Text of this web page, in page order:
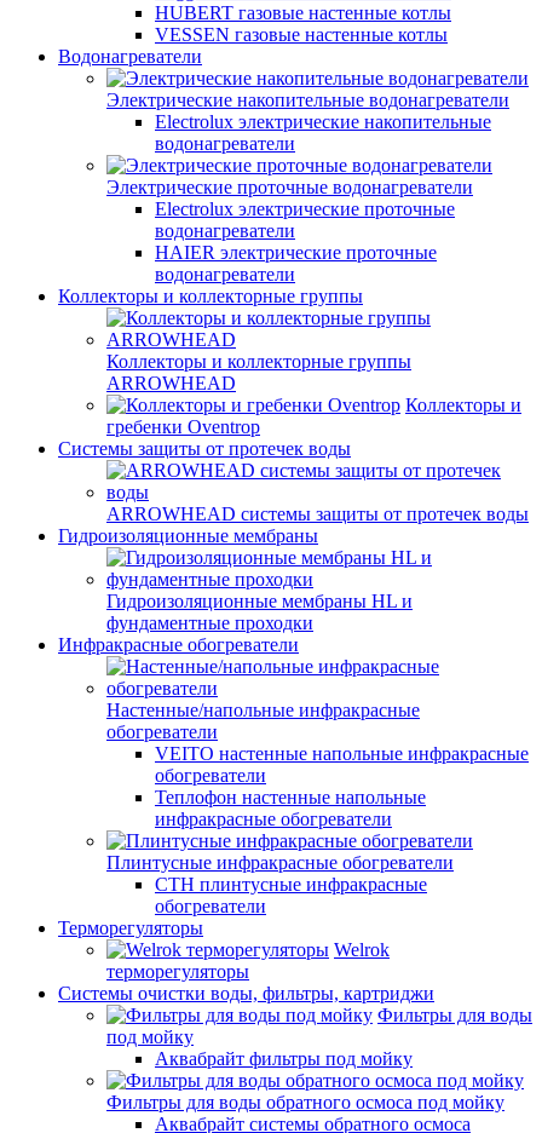
HUBERT газовые настенные котлы
VESSEN газовые настенные котлы
Водонагреватели
Электрические накопительные водонагреватели
Electrolux электрические накопительные
водонагреватели
Электрические проточные водонагреватели
Electrolux электрические проточные
водонагреватели
HAIER электрические проточные
водонагреватели
Коллекторы и коллекторные группы
Коллекторы и коллекторные группы
ARROWHEAD
Коллекторы и
гребенки Oventrop
Системы защиты от протечек воды
ARROWHEAD системы защиты от протечек воды
Гидроизоляционные мембраны
Гидроизоляционные мембраны HL и
фундаментные проходки
Инфракрасные обогреватели
Настенные/напольные инфракрасные
обогреватели
VEITO настенные напольные инфракрасные
обогреватели
Теплофон настенные напольные
инфракрасные обогреватели
Плинтусные инфракрасные обогреватели
СТН плинтусные инфракрасные
обогреватели
Терморегуляторы
Welrok
терморегуляторы
Системы очистки воды, фильтры, картриджи
Фильтры для воды
под мойку
Аквабрайт фильтры под мойку
Фильтры для воды обратного осмоса под мойку
Аквабрайт системы обратного осмоса